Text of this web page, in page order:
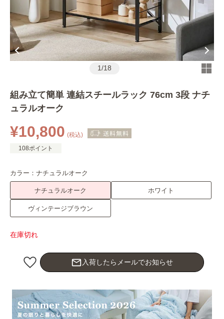
1/18
組み立て簡単 連結スチールラック 76cm 3段 ナチ
ュラルオーク
¥10,800 (税込)
108ポイント
カラー： ナチュラルオーク
ナチュラルオーク ホワイト
ヴィンテージブラウン
在庫切れ
mail_outline入荷したらメールでお知らせ